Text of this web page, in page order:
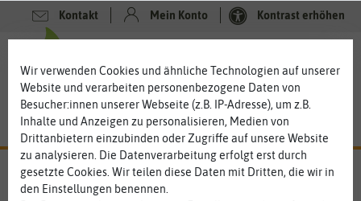
Kontakt Mein Konto Kontrast erhöhen
Wir verwenden Cookies und ähnliche Technologien auf unserer
Website und verarbeiten personenbezogene Daten von
Besucher:innen unserer Webseite (z.B. IP-Adresse), um z.B.
Inhalte und Anzeigen zu personalisieren, Medien von
Drittanbietern einzubinden oder Zugriffe auf unsere Website
zu analysieren. Die Datenverarbeitung erfolgt erst durch
gesetzte Cookies. Wir teilen diese Daten mit Dritten, die wir in
den Einstellungen benennen.